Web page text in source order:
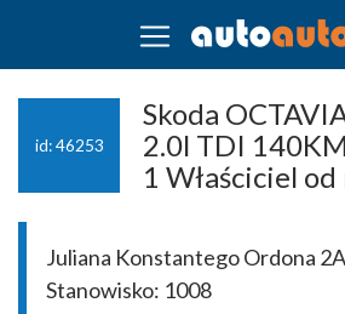
id: 46253
Skoda
2.0l TDI
1 Właściciel
Juliana Konstantego Ordona
Stanowisko: 1008